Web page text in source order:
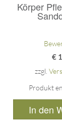
Körper
€
zzgl.
Produkt
In den